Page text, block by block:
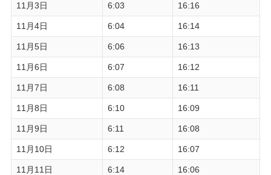
11月3日 6:03 16:16
11月4日 6:04 16:14
11月5日 6:06 16:13
11月6日 6:07 16:12
11月7日 6:08 16:11
11月8日 6:10 16:09
11月9日 6:11 16:08
11月10日 6:12 16:07
11月11日 6:14 16:06